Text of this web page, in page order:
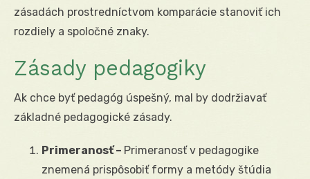
zásadách prostredníctvom komparácie stanoviť ich
rozdiely a spoločné znaky.
Zásady pedagogiky
Ak chce byť pedagóg úspešný, mal by dodržiavať
základné pedagogické zásady.
Primeranosť – Primeranosť v pedagogike
znemená prispôsobiť formy a metódy štúdia